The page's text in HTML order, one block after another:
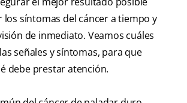
los síntomas del cáncer a tiempo y
de inmediato. Veamos cuáles
señales y síntomas, para que
debe prestar atención.